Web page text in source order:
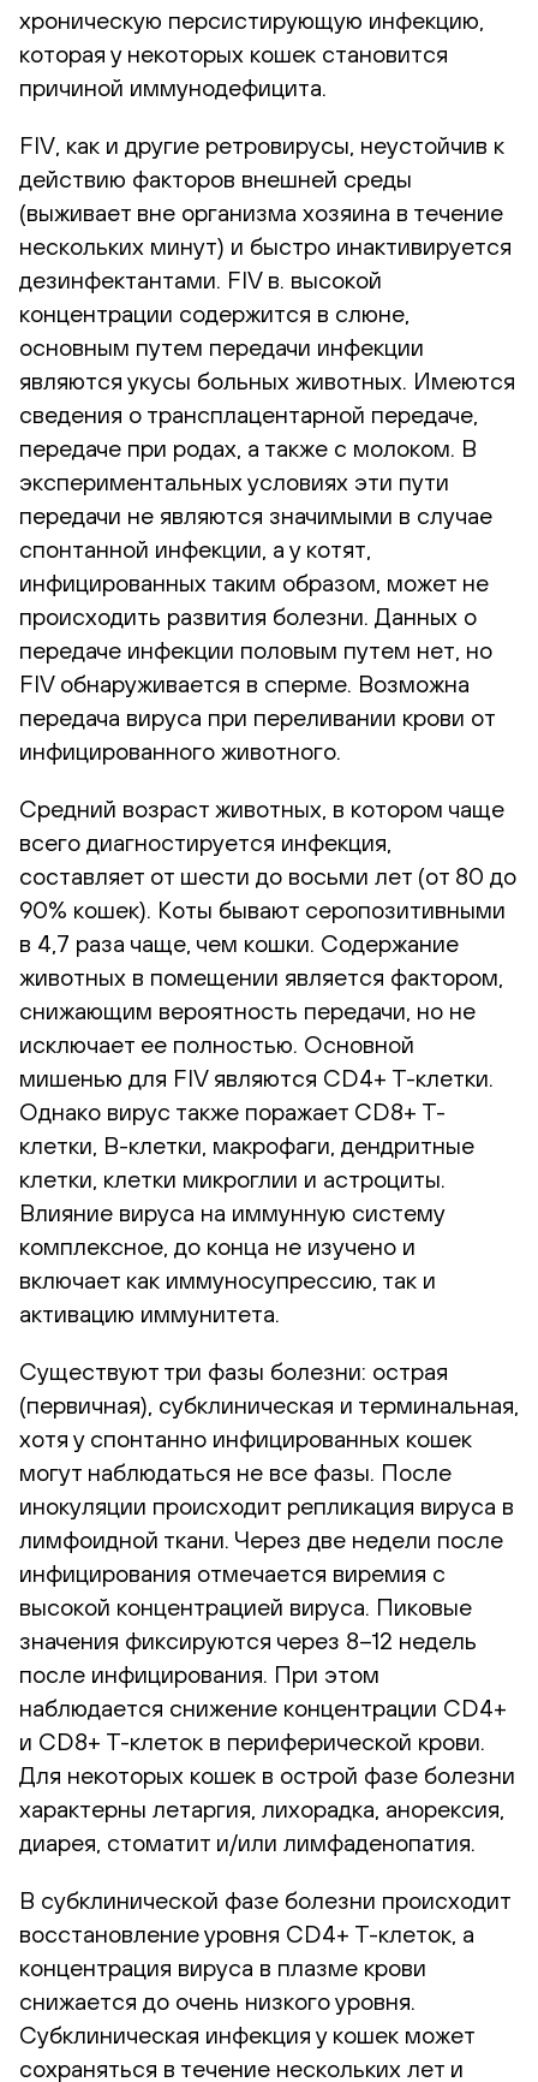
хроническую персистирующую инфекцию,
которая у некоторых кошек становится
причиной иммунодефицита.
FIV, как и другие ретровирусы, неустойчив к
действию факторов внешней среды
(выживает вне организма хозяина в течение
нескольких минут) и быстро инактивируется
дезинфектантами. FIV в. высокой
концентрации содержится в слюне,
основным путем передачи инфекции
являются укусы больных животных. Имеются
сведения о трансплацентарной передаче,
передаче при родах, а также с молоком. В
экспериментальных условиях эти пути
передачи не являются значимыми в случае
спонтанной инфекции, а у котят,
инфицированных таким образом, может не
происходить развития болезни. Данных о
передаче инфекции половым путем нет, но
FIV обнаруживается в сперме. Возможна
передача вируса при переливании крови от
инфицированного животного.
Средний возраст животных, в котором чаще
всего диагностируется инфекция,
составляет от шести до восьми лет (от 80 до
90% кошек). Коты бывают серопозитивными
в 4,7 раза чаще, чем кошки. Содержание
животных в помещении является фактором,
снижающим вероятность передачи, но не
исключает ее полностью. Основной
мишенью для FIV являются CD4+ T-клетки.
Однако вирус также поражает CD8+ T-
клетки, B-клетки, макрофаги, дендритные
клетки, клетки микроглии и астроциты.
Влияние вируса на иммунную систему
комплексное, до конца не изучено и
включает как иммуносупрессию, так и
активацию иммунитета.
Существуют три фазы болезни: острая
(первичная), субклиническая и терминальная,
хотя у спонтанно инфицированных кошек
могут наблюдаться не все фазы. После
инокуляции происходит репликация вируса в
лимфоидной ткани. Через две недели после
инфицирования отмечается виремия с
высокой концентрацией вируса. Пиковые
значения фиксируются через 8–12 недель
после инфицирования. При этом
наблюдается снижение концентрации CD4+
и CD8+ T-клеток в периферической крови.
Для некоторых кошек в острой фазе болезни
характерны летаргия, лихорадка, анорексия,
диарея, стоматит и/или лимфаденопатия.
В субклинической фазе болезни происходит
восстановление уровня CD4+ T-клеток, а
концентрация вируса в плазме крови
снижается до очень низкого уровня.
Субклиническая инфекция у кошек может
сохраняться в течение нескольких лет и